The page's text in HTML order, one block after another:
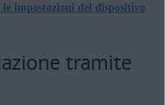
impostazioni del dispositivo
tramite